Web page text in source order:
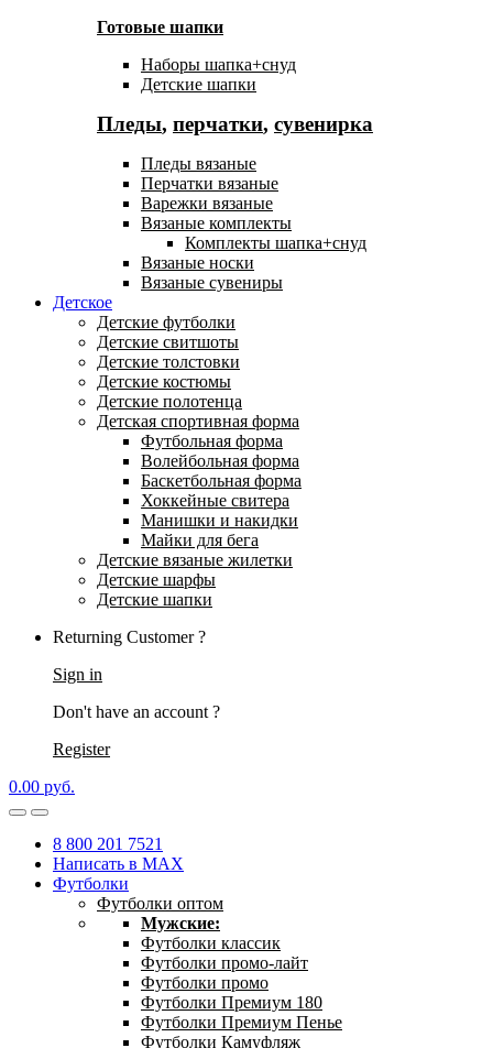
Готовые шапки
Наборы шапка+снуд
Детские шапки
Пледы, перчатки, сувенирка
Пледы вязаные
Перчатки вязаные
Варежки вязаные
Вязаные комплекты
Комплекты шапка+снуд
Вязаные носки
Вязаные сувениры
Детское
Детские футболки
Детские свитшоты
Детские толстовки
Детские костюмы
Детские полотенца
Детская спортивная форма
Футбольная форма
Волейбольная форма
Баскетбольная форма
Хоккейные свитера
Манишки и накидки
Майки для бега
Детские вязаные жилетки
Детские шарфы
Детские шапки
Returning Customer ?
Sign in
Don't have an account ?
Register
0.00 руб.
8 800 201 7521
Написать в MAX
Футболки
Футболки оптом
Мужские:
Футболки классик
Футболки промо-лайт
Футболки промо
Футболки Премиум 180
Футболки Премиум Пенье
Футболки Камуфляж